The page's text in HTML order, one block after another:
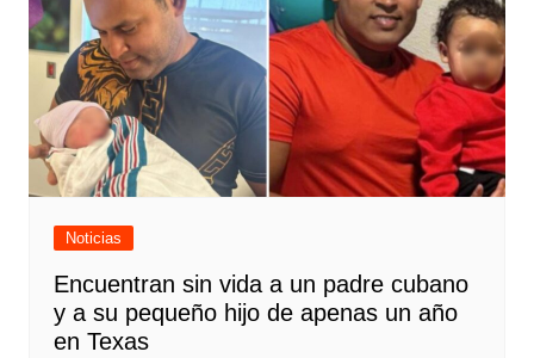
Noticias
Encuentran sin vida a un padre cubano
y a su pequeño hijo de apenas un año
en Texas